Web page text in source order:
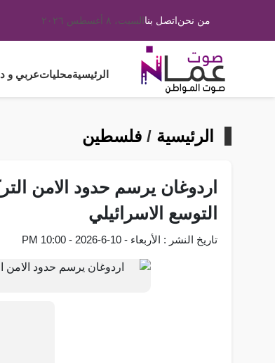
من نحناتصل بناالسبت، ٨ أغسطس ٢٠٢٦
الرئيسيةمحلياتعربي و
الرئيسية /فلسطين
اردوغان يرسم حدود الامن
التوسع الاسرائيلي
تاريخ النشر : الأربعاء - 10-6-2026 - 10:00 PM